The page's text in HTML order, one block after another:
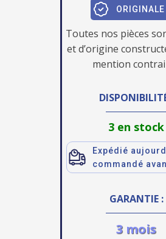
ORIGINALE
Toutes nos pièces
et d’origine
mention
3 en stock
Expédié
commandé
GARANTIE :
3 mois